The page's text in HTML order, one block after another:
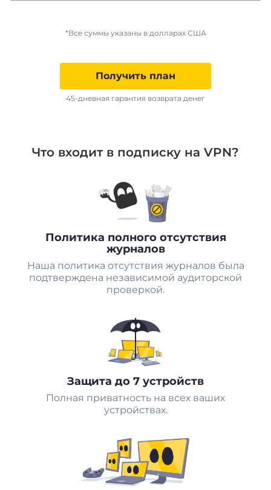
*Все суммы указаны в долларах США
Получить план
45-дневная гарантия возврата денег
Что входит в подписку на VPN?
Политика полного отсутствия
журналов
Наша политика отсутствия журналов была
подтверждена независимой аудиторской
проверкой.
Защита до 7 устройств
Полная приватность на всех ваших
устройствах.